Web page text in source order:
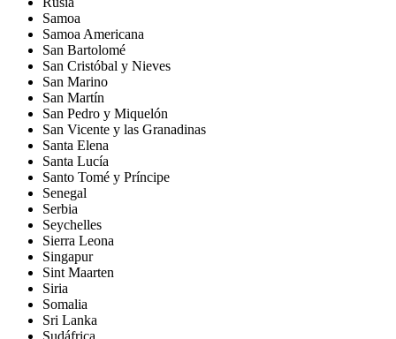
Samoa
Samoa Americana
San Bartolomé
San Cristóbal y Nieves
San Marino
San Martín
San Pedro y Miquelón
San Vicente y las Granadinas
Santa Elena
Santa Lucía
Santo Tomé y Príncipe
Senegal
Serbia
Seychelles
Sierra Leona
Singapur
Sint Maarten
Siria
Somalia
Sri Lanka
Sudáfrica